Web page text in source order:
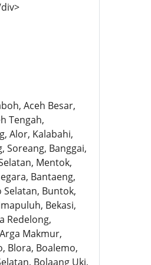
Aceh Besar,
Tengah,
Alor, Kalabahi,
Soreang, Banggai,
Mentok,
Bantaeng,
Buntok,
Bekasi,
Redelong,
Makmur,
Blora, Boalemo,
Bolaang Uki,